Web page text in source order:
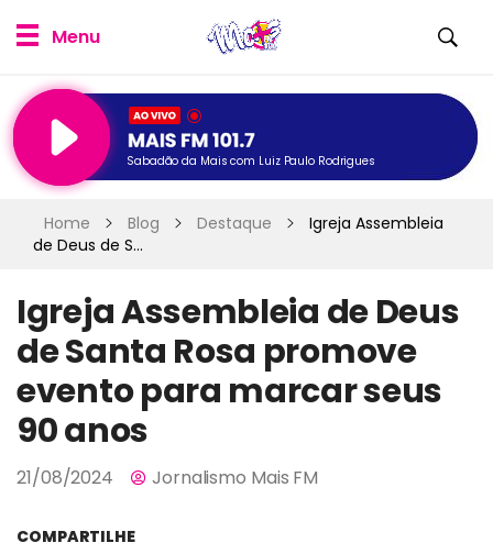
Sabadão da Mais com Luiz Paulo Rodrigues
Home Blog Destaque
Igreja Assembleia
de Deus de S...
Igreja Assembleia de Deus
de Santa Rosa promove
evento para marcar seus
90 anos
21/08/2024 Jornalismo Mais FM
COMPARTILHE